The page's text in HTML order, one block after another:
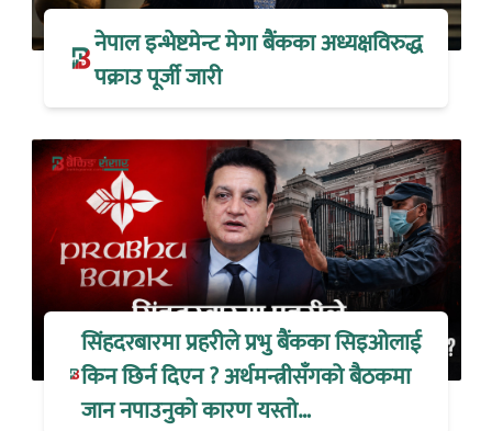
नेपाल इन्भेष्टमेन्ट मेगा बैंकका अध्यक्षविरुद्ध
पक्राउ पूर्जी जारी
सिंहदरबारमा प्रहरीले प्रभु बैंकका सिइओलाई
किन छिर्न दिएन ? अर्थमन्त्रीसँगको बैठकमा
जान नपाउनुको कारण यस्तो…